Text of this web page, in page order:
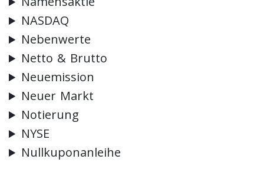
NASDAQ
Nebenwerte
Netto & Brutto
Neuemission
Neuer Markt
Notierung
NYSE
Nullkuponanleihe